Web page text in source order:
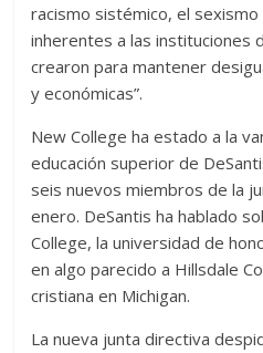
racismo sistémico, el
inherentes a las instituciones
crearon para mantener
y económicas”.
New College ha estado a la
educación superior de
seis nuevos miembros de la
enero. DeSantis ha hablado
College, la universidad de
en algo parecido a Hillsdale
cristiana en Michigan.
La nueva junta directiva